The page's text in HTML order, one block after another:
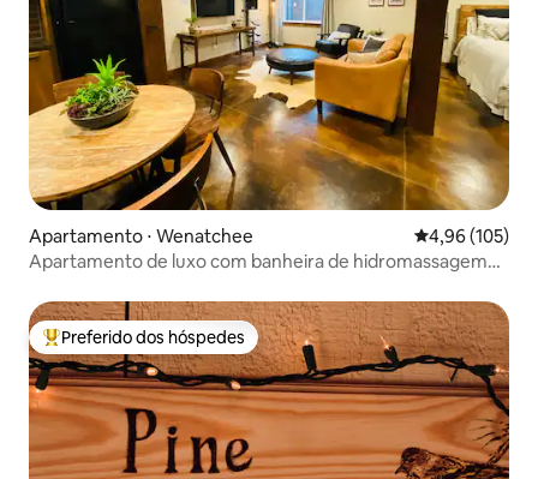
Apartamento ⋅ Wenatchee 4,96 de uma
4,96 (105)
Apartamento de luxo com banheira de hidromassagem
Entre os melhores preferidos dos hóspedes
Preferido dos hóspedes